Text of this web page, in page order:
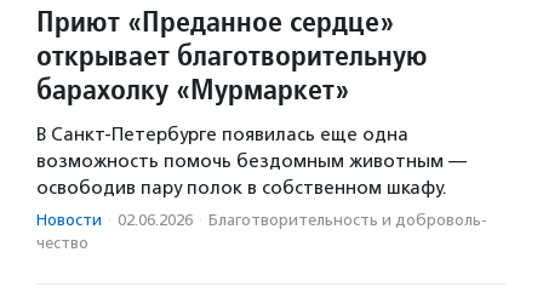
Приют «Преданное сердце»
открывает благотворительную
барахолку «Мурмаркет»
В Санкт-Петербурге появилась еще одна
возможность помочь бездомным животным —
освободив пару полок в собственном шкафу.
Новости · 02.06.2026 · Благотвори­тель­ность и доброволь­
чест­во